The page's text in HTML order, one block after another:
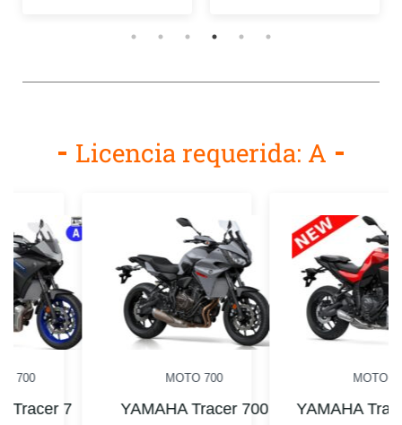
Licencia requerida: A
YAMAHA Tracer 700 YAMAHA Tracer 7